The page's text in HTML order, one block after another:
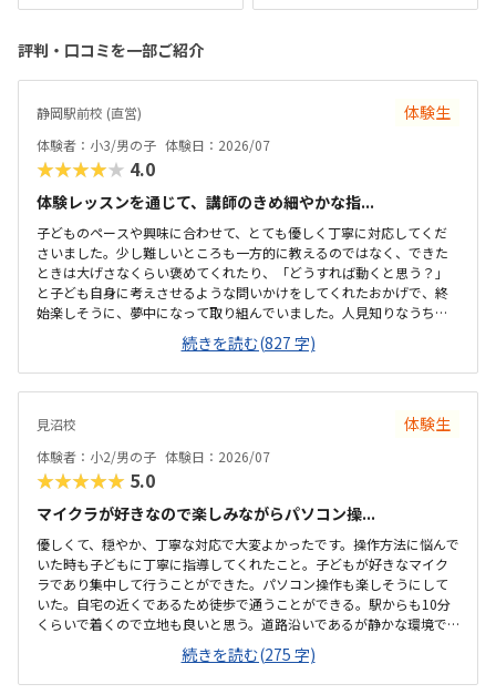
評判・口コミを一部ご紹介
静岡駅前校 (直営) 体験生
体験者：小3/男の子 体験日：2026/07
★★★★★ 4.0
体験レッスンを通じて、講師のきめ細やかな指...
子どものペースや興味に合わせて、とても優しく丁寧に対応してくだ
さいました。少し難しいところも一方的に教えるのではなく、できた
ときは大げさなくらい褒めてくれたり、「どうすれば動くと思う？」
と子ども自身に考えさせるような問いかけをしてくれたおかげで、終
始楽しそうに、夢中になって取り組んでいました。人見知りなうちの
子もすぐに緊張がほぐれ、安心して楽しく学べたと感じています。子
どもが大好きなロブロックスの世界を舞台にしているため、最初から
最後まで高いモチベーションで取り組めていました。ただ遊ぶだけで
なく、ゲームを作るというプロセスを通じて、自然とプログラミング
と感じました。自分の思い描いた動きが画面上にすぐに反映される仕
組みも、子どもの「もっと作りたい」という意欲をを引き出すのにぴ
ったりだと思いました。最寄り駅から近く、大通りを通...
続きを読む(827 字)
見沼校 体験生
体験者：小2/男の子 体験日：2026/07
★★★★★ 5.0
マイクラが好きなので楽しみながらパソコン操...
優しくて、穏やか、丁寧な対応で大変よかったです。操作方法に悩んで
いた時も子どもに丁寧に指導してくれたこと。子どもが好きなマイク
ラであり集中して行うことができた。パソコン操作も楽しそうにして
いた。自宅の近くであるため徒歩で通うことができる。駅からも10分
くらいで着くので立地も良いと思う。道路沿いであるが静かな環境で
子どもも落ち着いて集中して授業を受けることができた。プログラミ
ングは高いイメージですが、月2回ということもあり、お手頃に通いや
すい金額であると思った。子どもが発言したことを肯定する姿勢で関
続きを読む(275 字)